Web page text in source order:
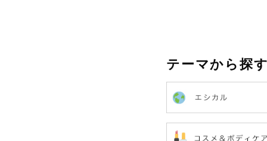
テーマから探